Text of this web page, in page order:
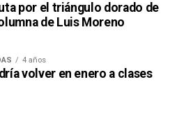
por el triángulo dorado de
de Luis Moreno
4 años
volver en enero a clases